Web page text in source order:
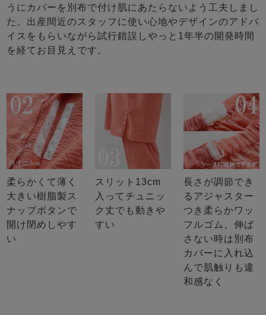
うにカバーを別布で付け肌にあたらないよう工夫しまし
た。出産間近のスタッフに使い心地やデザインのアドバ
イスをもらいながら試行錯誤しやっと1年半の開発時間
を経てお目見えです。
柔らかくて薄く
大きい樹脂製ス
ナップボタンで
開け閉めしやす
い
スリット13cm
入ってチュニッ
ク丈でも動きや
すい
長さが調節でき
るアジャスター
つき柔らかワッ
フルゴム。伸ば
さない時は別布
カバーに入れ込
んで肌触りも違
和感なく